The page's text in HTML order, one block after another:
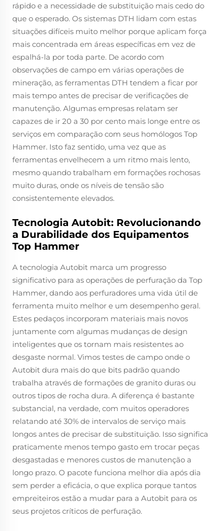
rápido e a necessidade de substituição mais cedo do
que o esperado. Os sistemas DTH lidam com estas
situações difíceis muito melhor porque aplicam força
mais concentrada em áreas específicas em vez de
espalhá-la por toda parte. De acordo com
observações de campo em várias operações de
mineração, as ferramentas DTH tendem a ficar por
mais tempo antes de precisar de verificações de
manutenção. Algumas empresas relatam ser
capazes de ir 20 a 30 por cento mais longe entre os
serviços em comparação com seus homólogos Top
Hammer. Isto faz sentido, uma vez que as
ferramentas envelhecem a um ritmo mais lento,
mesmo quando trabalham em formações rochosas
muito duras, onde os níveis de tensão são
consistentemente elevados.
Tecnologia Autobit: Revolucionando
a Durabilidade dos Equipamentos
Top Hammer
A tecnologia Autobit marca um progresso
significativo para as operações de perfuração da Top
Hammer, dando aos perfuradores uma vida útil de
ferramenta muito melhor e um desempenho geral.
Estes pedaços incorporam materiais mais novos
juntamente com algumas mudanças de design
inteligentes que os tornam mais resistentes ao
desgaste normal. Vimos testes de campo onde o
Autobit dura mais do que bits padrão quando
trabalha através de formações de granito duras ou
outros tipos de rocha dura. A diferença é bastante
substancial, na verdade, com muitos operadores
relatando até 30% de intervalos de serviço mais
longos antes de precisar de substituição. Isso significa
praticamente menos tempo gasto em trocar peças
desgastadas e menores custos de manutenção a
longo prazo. O pacote funciona melhor dia após dia
sem perder a eficácia, o que explica porque tantos
empreiteiros estão a mudar para a Autobit para os
seus projetos críticos de perfuração.